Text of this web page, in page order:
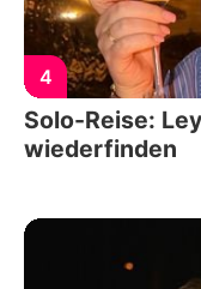
4
Solo-Reise:
wiederfinden